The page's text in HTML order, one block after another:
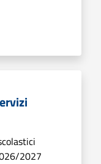
2027